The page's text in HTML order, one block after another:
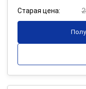
Старая цена: